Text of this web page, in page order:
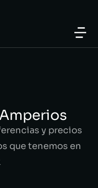
y precios
que tenemos en